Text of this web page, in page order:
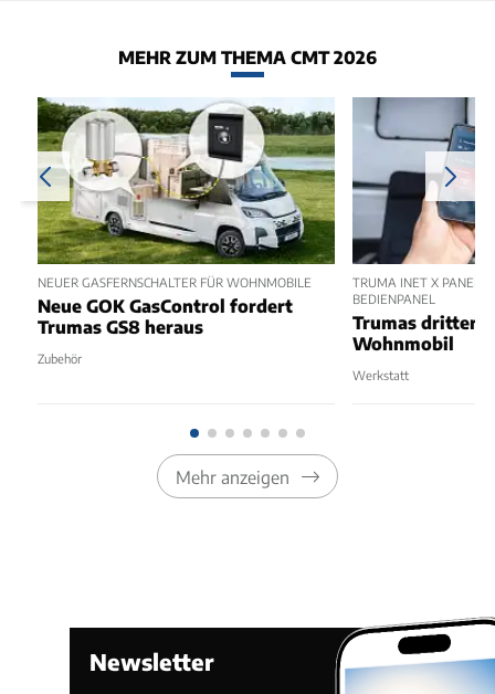
MEHR ZUM THEMA CMT 2026
NEUER GASFERNSCHALTER FÜR WOHNMOBILE
Neue GOK GasControl fordert
Trumas GS8 heraus
Zubehör
TRUMA INET X PANEL 2
BEDIENPANEL
Trumas dritter
Wohnmobil
Werkstatt
Mehr anzeigen
Newsletter